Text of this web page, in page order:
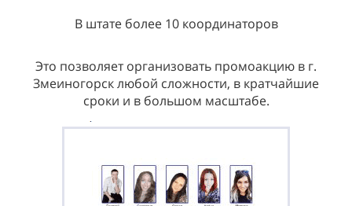
В штате более 10 координаторов
Это позволяет организовать промоакцию в г.
Змеиногорск любой сложности, в кратчайшие
сроки и в большом масштабе.